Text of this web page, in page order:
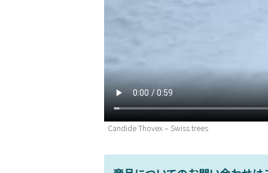
Candide Thovex – Swiss trees